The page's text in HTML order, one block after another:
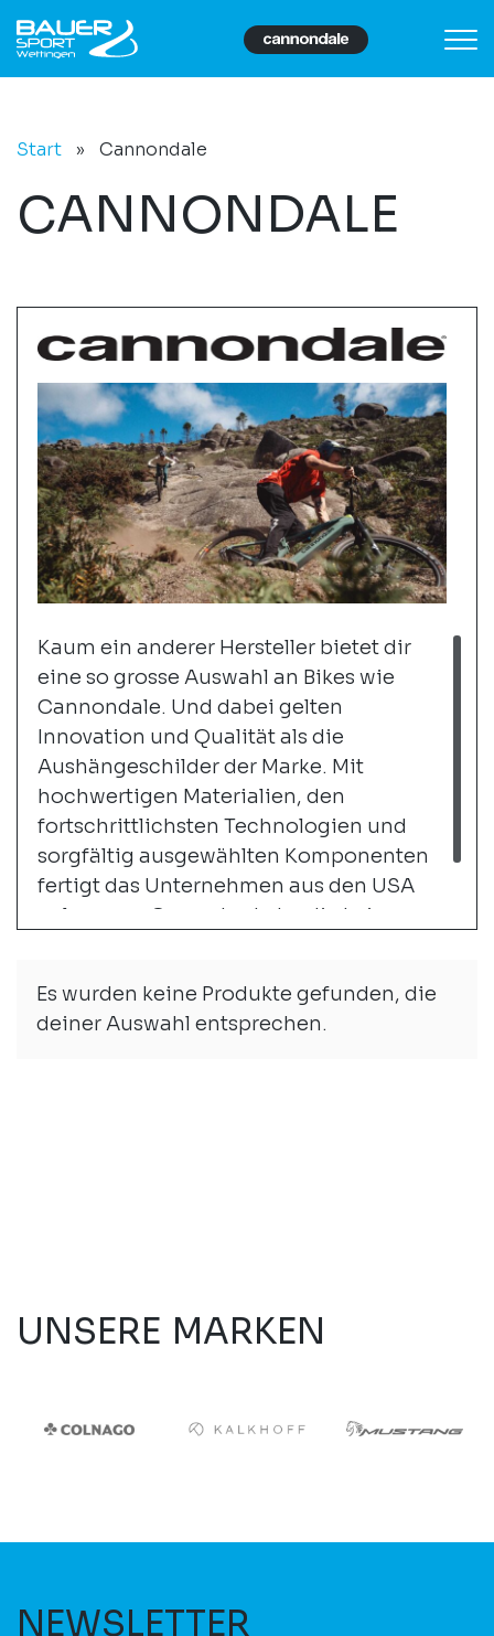
Start » Cannondale
CANNONDALE
Kaum ein anderer Hersteller bietet dir
eine so grosse Auswahl an Bikes wie
Cannondale. Und dabei gelten
Innovation und Qualität als die
Aushängeschilder der Marke. Mit
hochwertigen Materialien, den
fortschrittlichsten Technologien und
sorgfältig ausgewählten Komponenten
fertigt das Unternehmen aus den USA
gelungene Gesamtpakete, die keine
Es wurden keine Produkte gefunden, die
deiner Auswahl entsprechen.
UNSERE MARKEN
NEWSLETTER